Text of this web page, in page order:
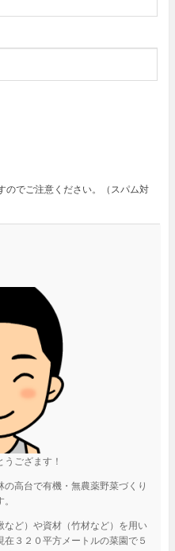
のでご注意ください。（スパム対
ござます！
高台で有機・無農薬野菜づくり
ど）や資材（竹材など）を用い
３２０平方メートルの菜園で５